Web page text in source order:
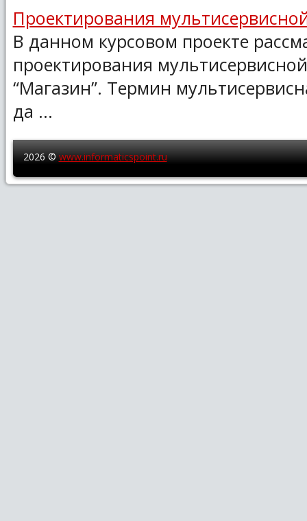
Проектирования
В данном курсовом проекте
проектирования
“Магазин”. Термин
да ...
2026 ©www.informaticspoint.ru